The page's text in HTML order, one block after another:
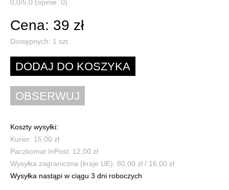
0,0/5,0 (opinie: 0)
Cena: 39 zł
Dostępnych: 1 szt.
Koszty wysyłki:
Kurier: 15,00 zł
Paczkomat InPost: 12,00 zł
Wysyłka zagraniczna (kraje UE): 80,00 zł / 16,00 zł
Wysyłka nastąpi w ciągu 3 dni roboczych